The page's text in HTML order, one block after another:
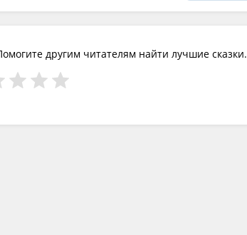
другим читателям найти лучшие сказки.